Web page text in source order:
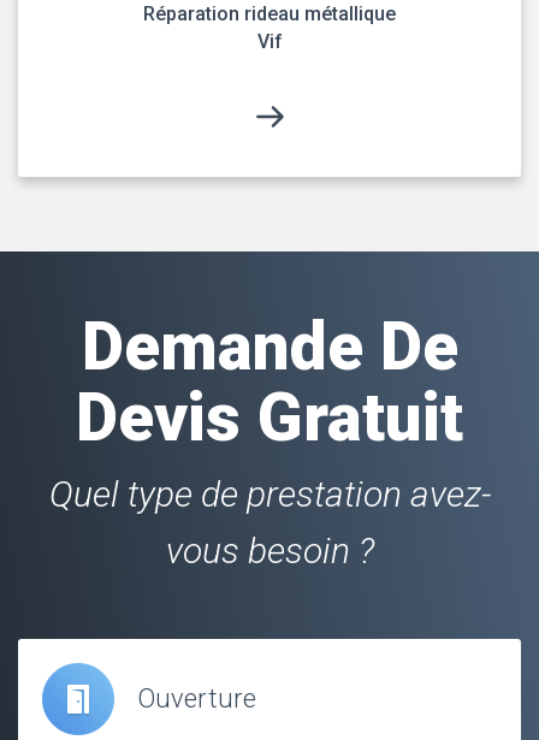
Réparation rideau métallique
Vif
Demande De
Devis Gratuit
Quel type de prestation avez-
vous besoin ?
Ouverture